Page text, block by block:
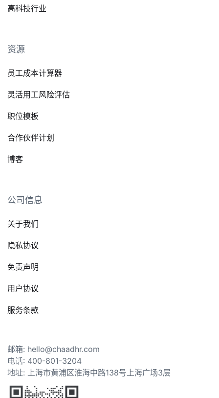
高科技行业
资源
员工成本计算器
灵活用工风险评估
职位模板
合作伙伴计划
博客
公司信息
关于我们
隐私协议
免责声明
用户协议
服务条款
邮箱: hello@chaadhr.com
电话: 400-801-3204
地址: 上海市黄浦区淮海中路138号上海广场3层